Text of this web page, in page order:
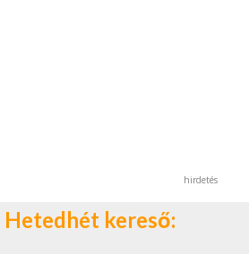
hirdetés
Hetedhét kereső: